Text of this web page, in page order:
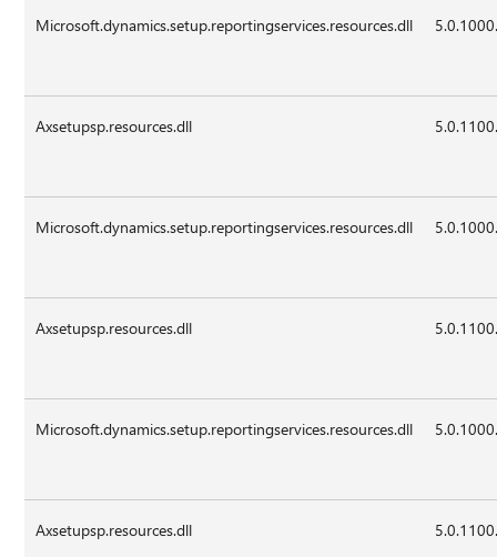
Microsoft.dynamics.setup.reportingservices.resources.dll
Axsetupsp.resources.dll
Microsoft.dynamics.setup.reportingservices.resources.dll
Axsetupsp.resources.dll
Microsoft.dynamics.setup.reportingservices.resources.dll
Axsetupsp.resources.dll